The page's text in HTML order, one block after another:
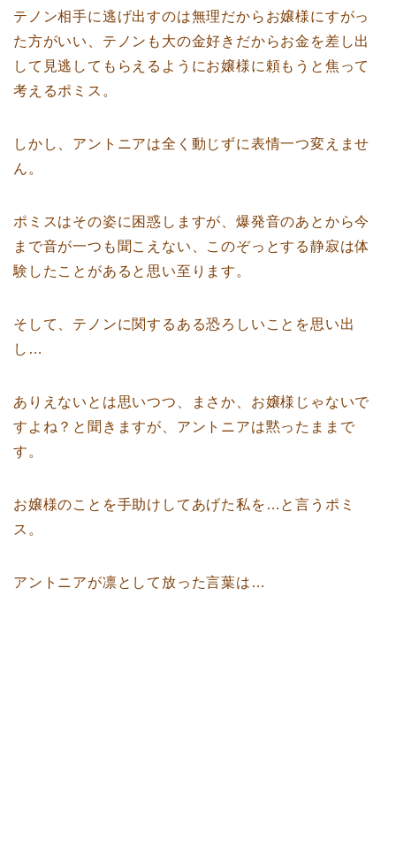
テノン相手に逃げ出すのは無理だからお嬢様にすがっ
た方がいい、テノンも大の金好きだからお金を差し出
して見逃してもらえるようにお嬢様に頼もうと焦って
考えるポミス。
しかし、アントニアは全く動じずに表情一つ変えませ
ん。
ポミスはその姿に困惑しますが、爆発音のあとから今
まで音が一つも聞こえない、このぞっとする静寂は体
験したことがあると思い至ります。
そして、テノンに関するある恐ろしいことを思い出
し…
ありえないとは思いつつ、まさか、お嬢様じゃないで
すよね？と聞きますが、アントニアは黙ったままで
す。
お嬢様のことを手助けしてあげた私を…と言うポミ
ス。
アントニアが凛として放った言葉は…